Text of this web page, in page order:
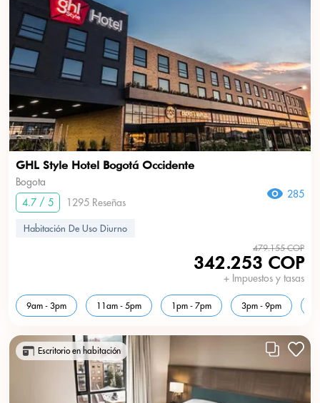
GHL Style Hotel Bogotá Occidente
Bogota
4.7 / 5
1295 Reseñas
285
Habitación De Uso Diurno
479.155 COP
342.253 COP
+ Impuestos y tasas
9am - 3pm 11am - 5pm 1pm - 7pm 3pm - 9pm
Escritorio en habitación